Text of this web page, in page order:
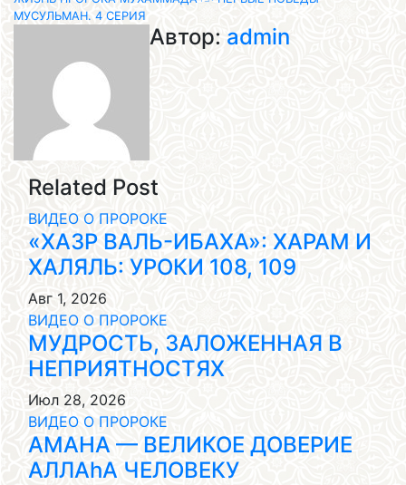
по
записям
МУСУЛЬМАН. 4 СЕРИЯ
Автор: admin
Related Post
ВИДЕО О ПРОРОКЕ
«ХАЗР ВАЛЬ-ИБАХА»: ХАРАМ И
ХАЛЯЛЬ: УРОКИ 108, 109
Авг 1, 2026
ВИДЕО О ПРОРОКЕ
МУДРОСТЬ, ЗАЛОЖЕННАЯ В
НЕПРИЯТНОСТЯХ
Июл 28, 2026
ВИДЕО О ПРОРОКЕ
АМАНА — ВЕЛИКОЕ ДОВЕРИЕ
АЛЛАhА ЧЕЛОВЕКУ